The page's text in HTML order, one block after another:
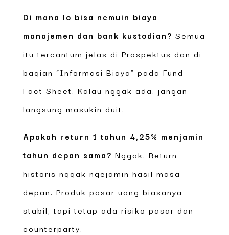
Di mana lo bisa nemuin biaya
manajemen dan bank kustodian? Semua
itu tercantum jelas di Prospektus dan di
bagian “Informasi Biaya” pada Fund
Fact Sheet. Kalau nggak ada, jangan
langsung masukin duit.
Apakah return 1 tahun 4,25% menjamin
tahun depan sama? Nggak. Return
historis nggak ngejamin hasil masa
depan. Produk pasar uang biasanya
stabil, tapi tetap ada risiko pasar dan
counterparty.